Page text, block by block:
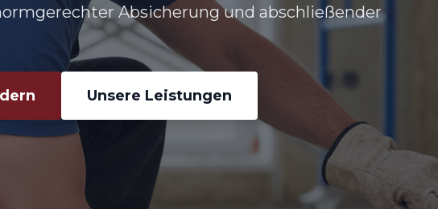
Absicherung und abschließender
Unsere Leistungen